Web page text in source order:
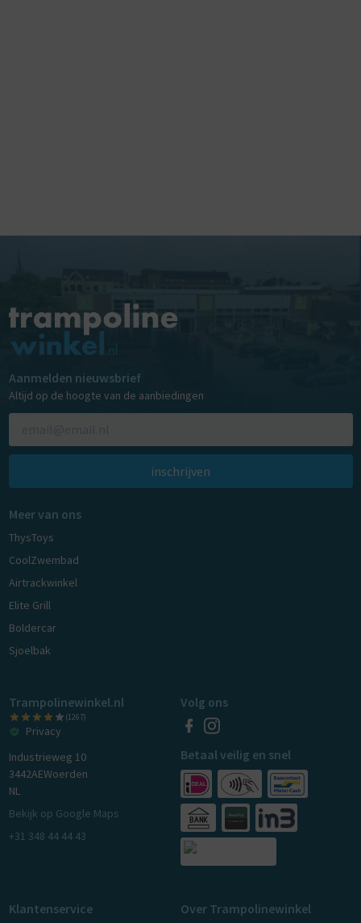
Aanmelden nieuwsbrief
Altijd op de hoogte van de aanbiedingen
inschrijven
Meer van ons
ThysToys
CoolZwembad
Airtrackwinkel
Elite Grill
Boldercar
Sjoelbak
Trampolinewinkel.nl
(1267)
Privacy
Industrieweg 10
3442AEWoerden
NL
Bekijk op Google Maps
+31 348 44 44 43
Volg ons
Betaal veilig en snel
Klantenservice Over Trampolinewinkel